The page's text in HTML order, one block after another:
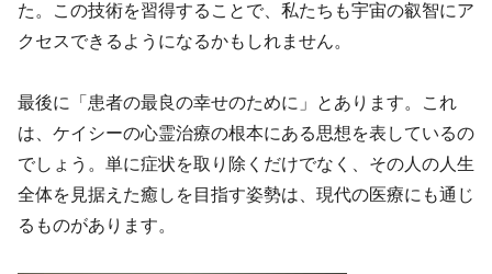
た。この技術を習得することで、私たちも宇宙の叡智にア
クセスできるようになるかもしれません。
最後に「患者の最良の幸せのために」とあります。これ
は、ケイシーの心霊治療の根本にある思想を表しているの
でしょう。単に症状を取り除くだけでなく、その人の人生
全体を見据えた癒しを目指す姿勢は、現代の医療にも通じ
るものがあります。